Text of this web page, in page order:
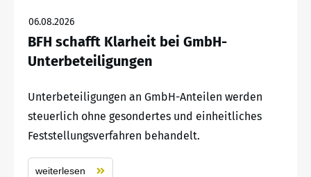
06.08.2026
BFH schafft Klarheit bei GmbH-
Unterbeteiligungen
Unterbeteiligungen an GmbH-Anteilen werden
steuerlich ohne gesondertes und einheitliches
Feststellungsverfahren behandelt.
weiterlesen